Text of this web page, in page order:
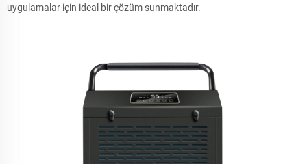
uygulamalar için ideal bir çözüm sunmaktadır.